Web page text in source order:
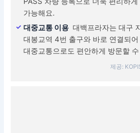
가능해요.
대중교통 이용 대백프라자는 대구
대봉교역 4번 출구와 바로 연결되어
대중교통으로도 편안하게 방문할
제공: